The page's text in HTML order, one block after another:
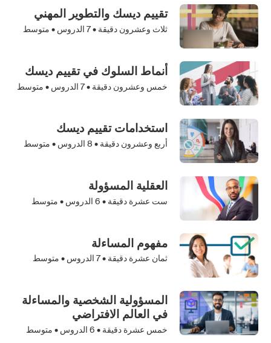
تقييم ديسك والتطوير المهني
ثلاث وعشرون دقيقة •7 الدروس • متوسط
أنماط السلوك في تقييم ديسك
خمس وعشرون دقيقة •7 الدروس • متوسط
استخدامات تقييم ديسك
أربع وعشرون دقيقة • 8 الدروس • متوسط
العقلية المسؤولة
ست عشرة دقيقة • 6 الدروس • متوسط
مفهوم المساءلة
ثمان عشرة دقيقة •7 الدروس • متوسط
المسؤولية الشخصية والمساءلة
في العالم الافتراضي
خمس عشرة دقيقة • 6 الدروس • متوسط